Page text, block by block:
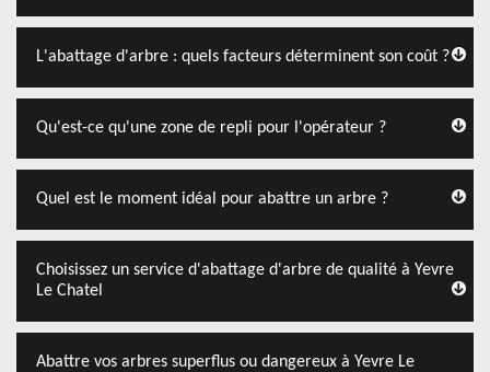
L'abattage d'arbre : quels facteurs déterminent son coût ?
Qu'est-ce qu'une zone de repli pour l'opérateur ?
Quel est le moment idéal pour abattre un arbre ?
Choisissez un service d'abattage d'arbre de qualité à Yevre
Le Chatel
Abattre vos arbres superflus ou dangereux à Yevre Le